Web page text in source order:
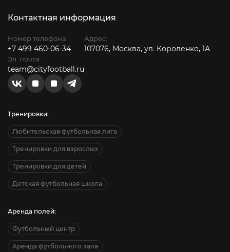
Контактная информация
Номер телефона:
+7 499 460-06-34
Эл. почта:
team@cityfootball.ru
Адрес:
107076, Москва, ул. Короленко, 1А
Тренировки:
Любительская футбольная лига
Тренировки для взрослых
Тренировки для детей
Детская футбольная школа
Аренда полей:
Футбольный центр
Аренда футбольного зала